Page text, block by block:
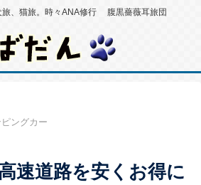
旅、猫旅。時々ANA修行 腹黒薔薇耳旅団
ングカー
速道路を安くお得に